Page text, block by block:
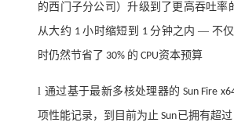
的西门子分公司）升级到了更高吞吐率
从大约 1小时缩短到 1分钟之内 — 不
时仍然节省了 30% 的 CPU资本预算
l 通过基于最新多核处理器的 Sun Fire
项性能记录，到目前为止 Sun 已拥有超过